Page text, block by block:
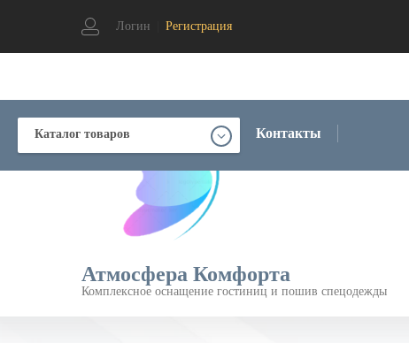
Логин Регистрация
Атмосфера Комфорта
Комплексное оснащение гостиниц и пошив спецодежды
Каталог товаров Контакты